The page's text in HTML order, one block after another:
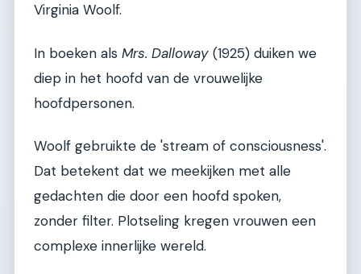
Virginia Woolf.
In boeken als Mrs. Dalloway (1925) duiken we
diep in het hoofd van de vrouwelijke
hoofdpersonen.
Woolf gebruikte de 'stream of consciousness'.
Dat betekent dat we meekijken met alle
gedachten die door een hoofd spoken,
zonder filter. Plotseling kregen vrouwen een
complexe innerlijke wereld.